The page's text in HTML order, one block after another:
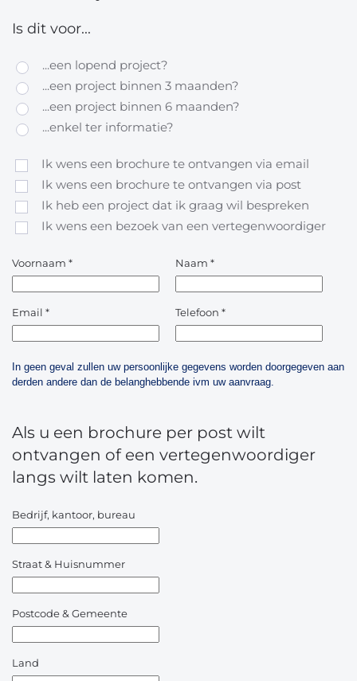
Is dit voor...
...een lopend project?
...een project binnen 3 maanden?
...een project binnen 6 maanden?
...enkel ter informatie?
Ik wens een brochure te ontvangen via email
Ik wens een brochure te ontvangen via post
Ik heb een project dat ik graag wil bespreken
Ik wens een bezoek van een vertegenwoordiger
Voornaam * Naam *
Email * Telefoon *
In geen geval zullen uw persoonlijke gegevens worden doorgegeven aan
derden andere dan de belanghebbende ivm uw aanvraag.
Als u een brochure per post wilt
ontvangen of een vertegenwoordiger
langs wilt laten komen.
Bedrijf, kantoor, bureau
Straat & Huisnummer
Postcode & Gemeente
Land